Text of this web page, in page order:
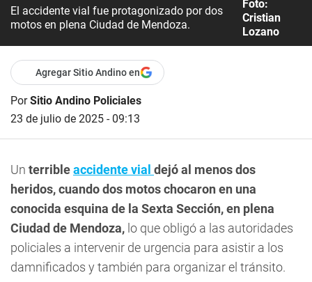
El accidente vial fue protagonizado por dos
motos en plena Ciudad de Mendoza.
Foto:
Cristian
Lozano
Agregar Sitio Andino en
PorSitio Andino Policiales
23 de julio de 2025 - 09:13
Un terribleaccidente vial dejó al menos dos
heridos, cuando dos motos chocaron en una
conocida esquina de la Sexta Sección, en plena
Ciudad de Mendoza, lo que obligó a las autoridades
policiales a intervenir de urgencia para asistir a los
damnificados y también para organizar el tránsito.